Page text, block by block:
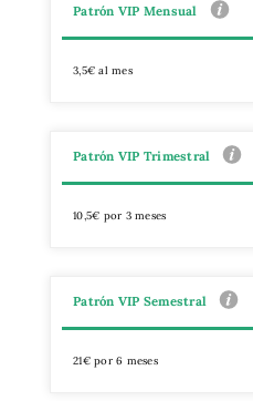
Patrón VIP Mensual
3,5€ al mes
Patrón VIP Trimestral
10,5€ por 3 meses
Patrón VIP Semestral
21€ por 6 meses